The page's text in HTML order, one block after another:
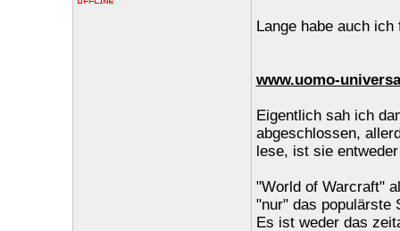
Lange habe auch
www.uomo-
Eigentlich sah ich
abgeschlossen,
lese, ist sie
"World of Warcraft"
"nur" das populärste
Es ist weder das